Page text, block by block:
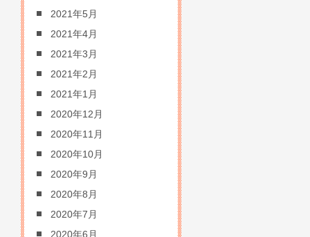
2021年5月
2021年4月
2021年3月
2021年2月
2021年1月
2020年12月
2020年11月
2020年10月
2020年9月
2020年8月
2020年7月
2020年6月